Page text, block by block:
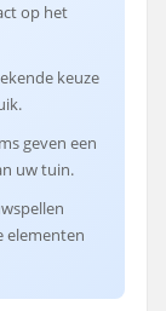
op het
keuze
geven een
uw tuin.
elementen